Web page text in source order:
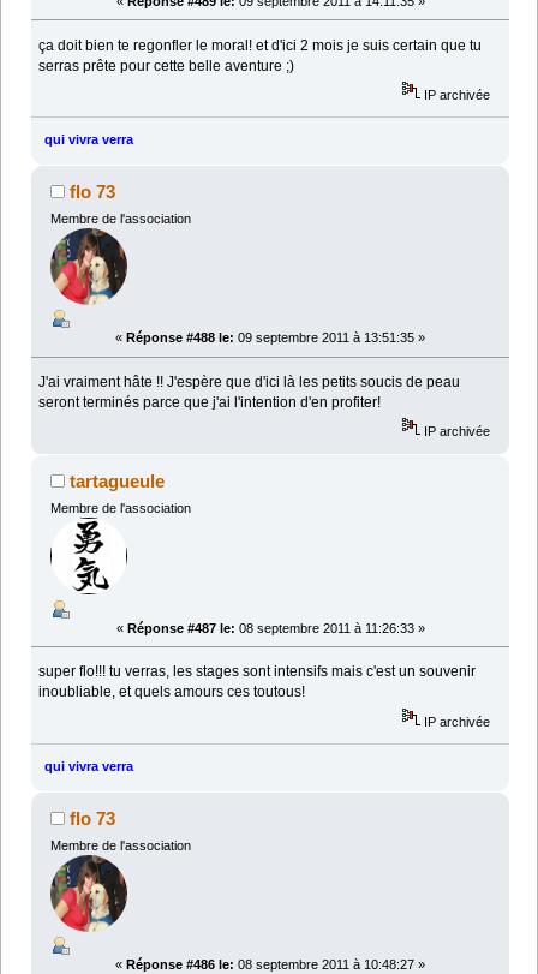
ça doit bien te regonfler le moral! et d'ici 2 mois je suis certain que tu
serras prête pour cette belle aventure ;)
IP archivée
qui vivra verra
flo 73
Membre de l'association
« Réponse #488 le: 09 septembre 2011 à 13:51:35 »
J'ai vraiment hâte !! J'espère que d'ici là les petits soucis de peau
seront terminés parce que j'ai l'intention d'en profiter!
IP archivée
tartagueule
Membre de l'association
« Réponse #487 le: 08 septembre 2011 à 11:26:33 »
super flo!!! tu verras, les stages sont intensifs mais c'est un souvenir
inoubliable, et quels amours ces toutous!
IP archivée
qui vivra verra
flo 73
Membre de l'association
« Réponse #486 le: 08 septembre 2011 à 10:48:27 »